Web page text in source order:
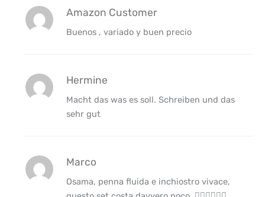
Amazon Customer
Buenos , variado y buen precio
Hermine
Macht das was es soll. Schreiben und das
sehr gut
Marco
Osama, penna fluida e inchiostro vivace,